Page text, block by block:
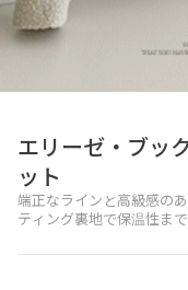
エリーゼ・ブッ
ット
端正なラインと高級感の
ティング裏地で保温性ま